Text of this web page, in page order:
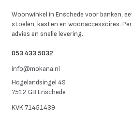
Woonwinkel in Enschede voor banken,
stoelen, kasten en woonaccessoires.
advies en snelle levering.
053 433 5032
info@mokana.nl
Hogelandsingel 49
7512 GB Enschede
KVK71451439